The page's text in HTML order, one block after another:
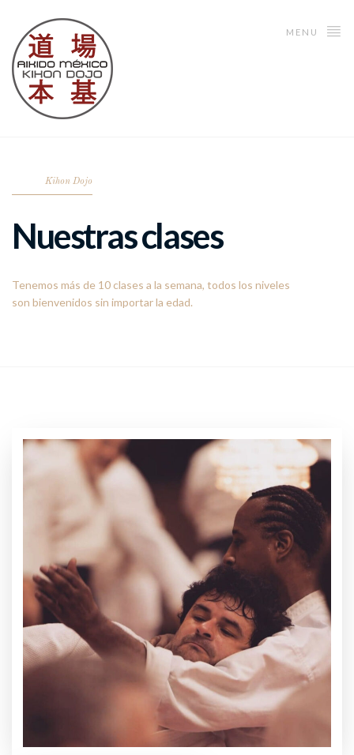
MENU
Kihon Dojo
Nuestras clases
Tenemos más de 10 clases a la semana, todos los niveles
son bienvenidos sin importar la edad.